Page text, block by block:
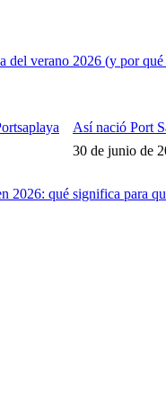
del verano 2026 (y por
Así nació Port
30 de junio de
2026: qué significa para